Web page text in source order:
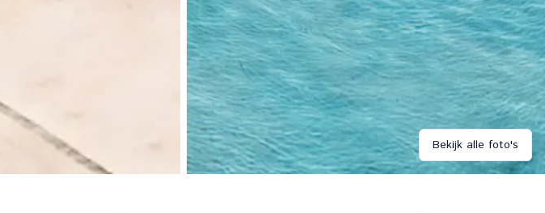
Bekijk alle foto's